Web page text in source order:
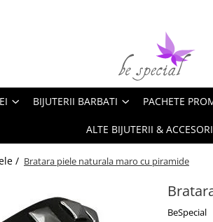
BIJUTERII BARBATI PACHETE
ALTE BIJUTERII &
/ Bratara piele naturala maro cu piramide
BeSpecial